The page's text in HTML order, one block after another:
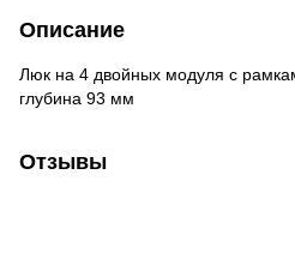
Описание
Люк на 4 двойных модуля с
глубина 93 мм
Отзывы